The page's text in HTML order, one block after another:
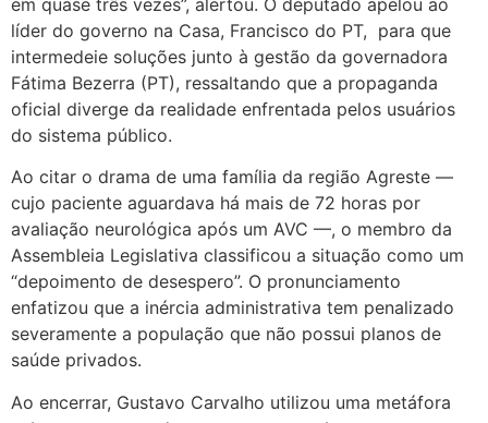
líder do governo na Casa, Francisco do PT, para que
intermedeie soluções junto à gestão da governadora
Fátima Bezerra (PT), ressaltando que a propaganda
oficial diverge da realidade enfrentada pelos usuários
do sistema público.
Ao citar o drama de uma família da região Agreste —
cujo paciente aguardava há mais de 72 horas por
avaliação neurológica após um AVC —, o membro da
Assembleia Legislativa classificou a situação como um
“depoimento de desespero”. O pronunciamento
enfatizou que a inércia administrativa tem penalizado
severamente a população que não possui planos de
saúde privados.
Ao encerrar, Gustavo Carvalho utilizou uma metáfora